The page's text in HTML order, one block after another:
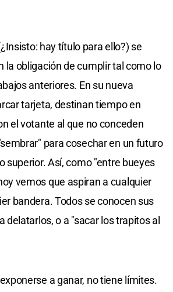
hay título para ello?) se
la obligación de cumplir tal como lo
anteriores. En su nueva
tarjeta, destinan tiempo en
el votante al que no conceden
para cosechar en un futuro
superior. Así, como "entre bueyes
vemos que aspiran a cualquier
bandera. Todos se conocen sus
delatarlos, o a "sacar los trapitos al
a ganar, no tiene límites.